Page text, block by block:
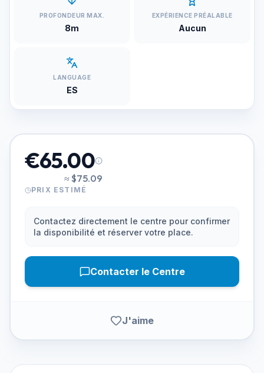
PROFONDEUR MAX.
8m
EXPÉRIENCE PRÉALABLE
Aucun
LANGUAGE
ES
€65.00
≈ $75.09
PRIX ESTIMÉ
Contactez directement le centre pour confirmer
la disponibilité et réserver votre place.
Contacter le Centre
J'aime